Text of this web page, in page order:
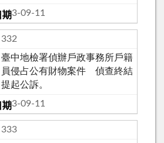
113-09-11
332
臺中地檢署偵辦戶政事務所戶籍
員侵占公有財物案件 偵查終結
提起公訴。
113-09-11
333